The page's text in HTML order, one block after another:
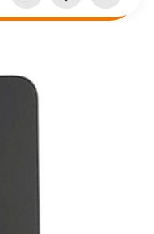
iPhone 15 crna*